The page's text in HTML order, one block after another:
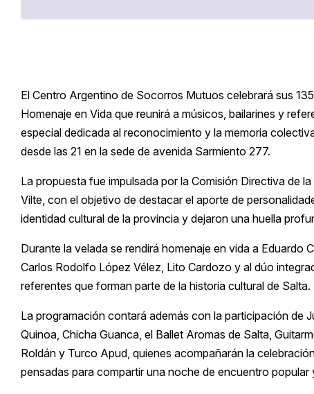
El Centro Argentino de Socorros Mutuos celebrará sus
Homenaje en Vida que reunirá a músicos, bailarines y
especial dedicada al reconocimiento y la memoria
desde las 21 en la sede de avenida Sarmiento 277.
La propuesta fue impulsada por la Comisión Directiva de
Vilte, con el objetivo de destacar el aporte de
identidad cultural de la provincia y dejaron una huella
Durante la velada se rendirá homenaje en vida a Eduardo
Carlos Rodolfo López Vélez, Lito Cardozo y al dúo
referentes que forman parte de la historia cultural de Salta.
La programación contará además con la participación de
Quinoa, Chicha Guanca, el Ballet Aromas de Salta,
Roldán y Turco Apud, quienes acompañarán la
pensadas para compartir una noche de encuentro popular